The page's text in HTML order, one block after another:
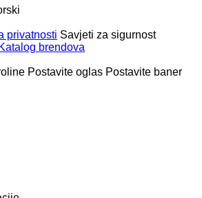
privatnosti Savjeti za sigurnost
Katalog brendova
Postavite oglas Postavite baner